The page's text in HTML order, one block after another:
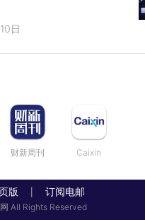
日
财新周刊 Caixin
版 订阅电邮
All Rights Reserved